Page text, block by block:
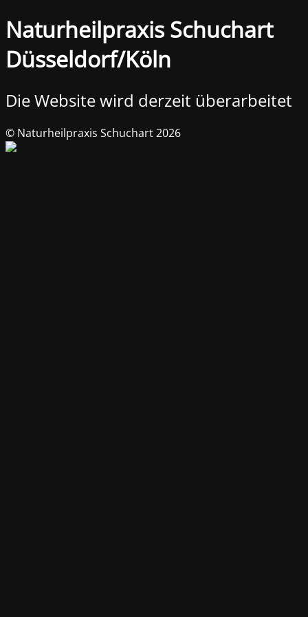
Naturheilpraxis Schuchart
Düsseldorf/Köln
Die Website wird derzeit überarbeitet
© Naturheilpraxis Schuchart 2026